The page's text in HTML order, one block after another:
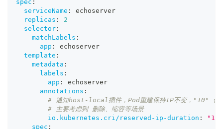
spec :
serviceName :
echoserver
replicas :
2
selector :
matchLabels :
app :
echoserver
template :
metadata :
labels :
app :
echoserver
annotations :
# 通知host-local插件，Pod重建保持IP不变，"10" 代表
# 主要考虑到 删除、缩容等场景
io.kubernetes.cri/reserved-ip-duration :
"10"
spec :